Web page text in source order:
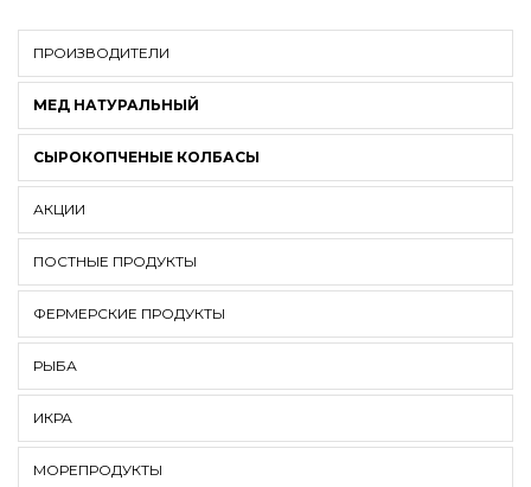
ПРОИЗВОДИТЕЛИ
МЕД НАТУРАЛЬНЫЙ
СЫРОКОПЧЕНЫЕ КОЛБАСЫ
АКЦИИ
ПОСТНЫЕ ПРОДУКТЫ
ФЕРМЕРСКИЕ ПРОДУКТЫ
РЫБА
ИКРА
МОРЕПРОДУКТЫ